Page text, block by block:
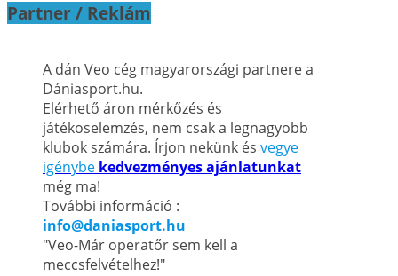
Partner / Reklám
A dán Veo cég magyarországi partnere a
Dániasport.hu.
Elérhető áron mérkőzés és
játékoselemzés, nem csak a legnagyobb
klubok számára. Írjon nekünk és vegye
igénybe kedvezményes ajánlatunkat
még ma!
További információ :
info@daniasport.hu
"Veo-Már operatőr sem kell a
meccsfelvételhez!"